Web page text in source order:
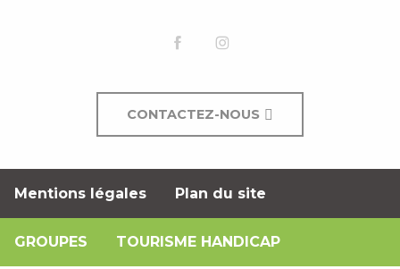
CONTACTEZ-NOUS
Mentions légales Plan du site
GROUPES TOURISME HANDICAP